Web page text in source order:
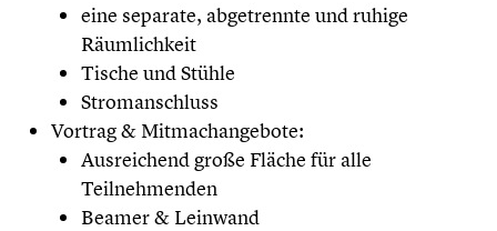
eine separate, abgetrennte und ruhige
Räumlichkeit
Tische und Stühle
Stromanschluss
Vortrag & Mitmachangebote:
Ausreichend große Fläche für alle
Teilnehmenden
Beamer & Leinwand